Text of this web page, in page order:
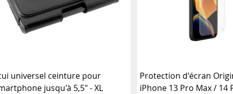
universel ceinture pour
jusqu'à 5,5" - XL
Protection d'écran
iPhone 13 Pro Max / 14